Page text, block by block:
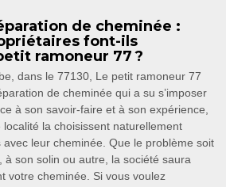
de cheminée :
font-ils
ramoneur 77 ?
dans le 77130, Le petit ramoneur 77
de cheminée qui a su s’imposer
à son savoir-faire et à son expérience,
la choisissent naturellement
avec leur cheminée. Que le problème soit
à son solin ou autre, la société saura
votre cheminée. Si vous voulez